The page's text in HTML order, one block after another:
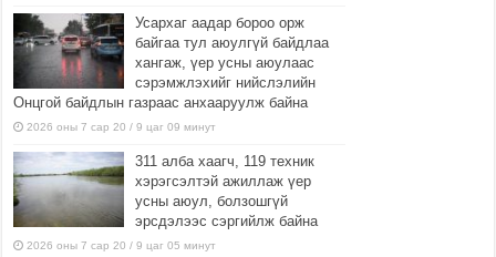
Усархаг аадар бороо орж
байгаа тул аюулгүй байдлаа
хангаж, үер усны аюулаас
сэрэмжлэхийг нийслэлийн
Онцгой байдлын газраас анхааруулж байна
2026 оны 7 сар 20 / 9 цаг 09 минут
311 алба хаагч, 119 техник
хэрэгсэлтэй ажиллаж үер
усны аюул, болзошгүй
эрсдэлээс сэргийлж байна
2026 оны 7 сар 20 / 9 цаг 05 минут